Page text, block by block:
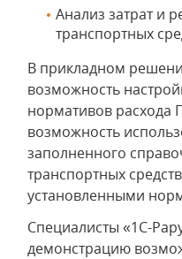
Анализ затрат и
транспортных
В прикладном
возможность
нормативов расхода
возможность
заполненного
транспортных
установленными
Специалисты «1С-
демонстрацию